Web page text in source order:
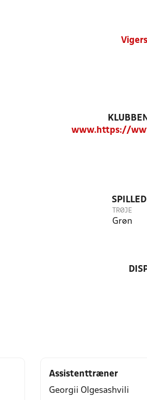
www.https://
TRØJE
Grøn
Assistenttræner
Georgii Olgesashvili